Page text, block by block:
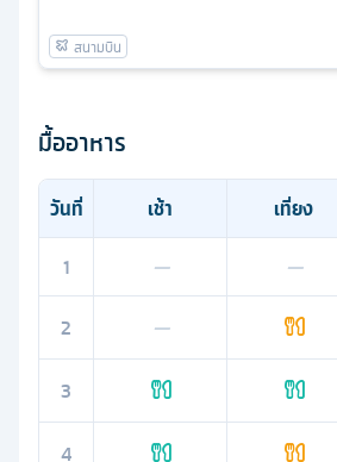
มื้ออาหาร
วันที่ เช้า เที่ยง
1
— —
2
—
3
4